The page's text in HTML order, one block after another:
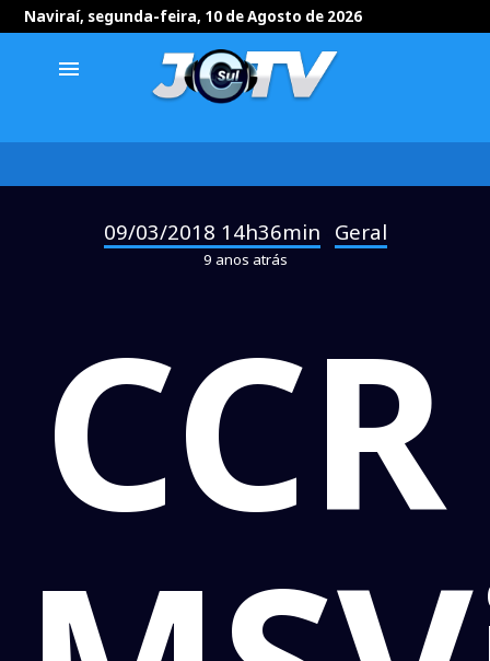
Naviraí, segunda-feira, 10 de Agosto de 2026
menu
09/03/2018 14h36min Geral
9 anos atrás
CCR